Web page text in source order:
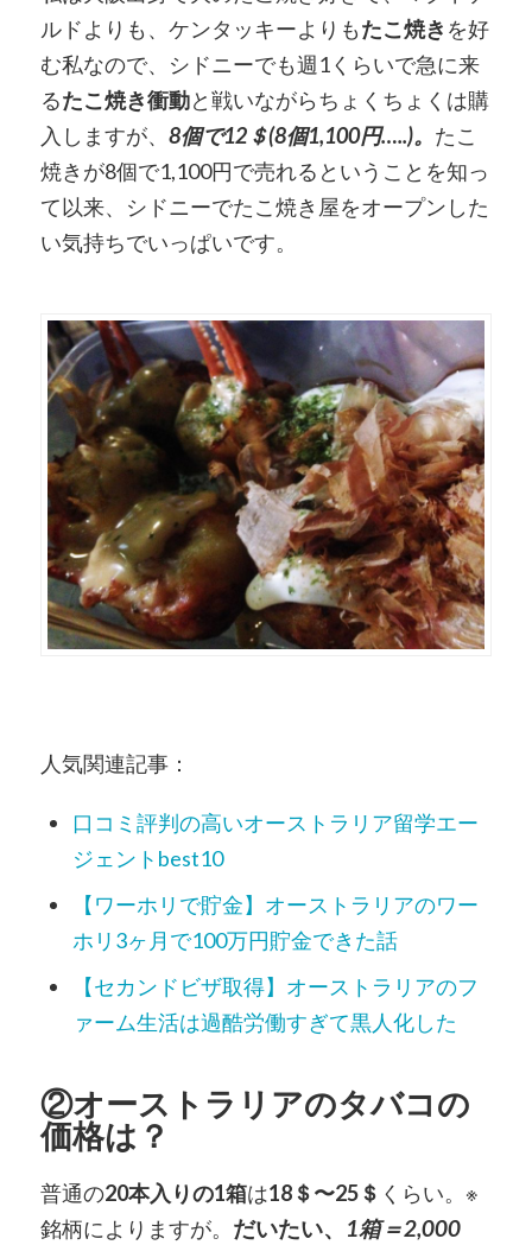
ルドよりも、ケンタッキーよりもたこ焼き を好
む私なので、シドニーでも週1くらいで急に来
るたこ焼き衝動と戦いながらちょくちょくは購
入しますが、 8個で12＄(8個1,100円…..)。 たこ
焼きが8個で1,100円で売れるということを知っ
て以来、シドニーでたこ焼き屋をオープンした
い気持ちでいっぱいです。
人気関連記事：
口コミ評判の高いオーストラリア留学エー
ジェントbest10
【ワーホリで貯金】オーストラリアのワー
ホリ3ヶ月で100万円貯金できた話
【セカンドビザ取得】オーストラリアのフ
ァーム生活は過酷労働すぎて黒人化した
②オーストラリアのタバコの
価格は？
普通の20本入りの1箱は18＄〜25＄ くらい。※
銘柄によりますが。 だいたい、 1箱＝2,000